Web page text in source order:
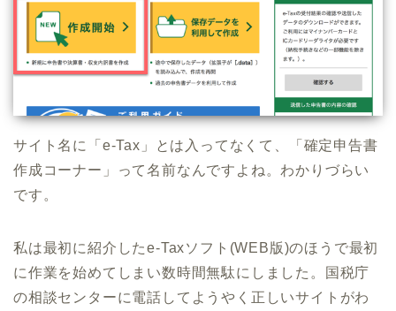
サイト名に「e-Tax」とは入ってなくて、「確定申告書
作成コーナー」って名前なんですよね。わかりづらい
です。
私は最初に紹介したe-Taxソフト(WEB版)のほうで最初
に作業を始めてしまい数時間無駄にしました。国税庁
の相談センターに電話してようやく正しいサイトがわ